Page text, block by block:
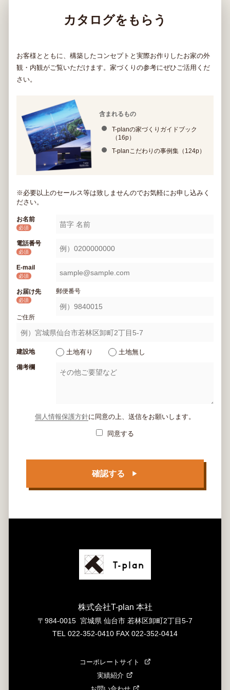
カタログをもらう
お客様とともに、構築したコンセプトと実際お作りしたお家の外
観・内観がご覧いただけます。家づくりの参考にぜひご活用くだ
さい。
含まれるもの
T-planの家づくりガイドブック
（16p）
T-planこだわりの事例集（124p）
※必要以上のセールス等は致しませんのでお気軽にお申し込みく
ださい。
お名前
必須
電話番号
必須
E-mail
必須
お届け先
必須
郵便番号
ご住所
建設地 土地有り 土地無し
備考欄
個人情報保護方針に同意の上、送信をお願いします。
同意する
確認する
株式会社T-plan 本社
〒 984-0015 宮城県 仙台市 若林区卸町2丁目5-7
TEL 022-352-0410 FAX 022-352-0414
コーポレートサイト
実績紹介